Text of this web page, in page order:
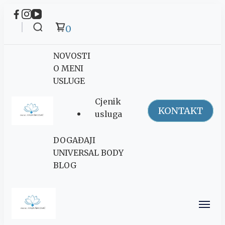
0
Maja Šegović
Ananda
NOVOSTI
O MENI
USLUGE
Cjenik
usluga
DOGAĐAJI
UNIVERSAL BODY
BLOG
KONTAKT